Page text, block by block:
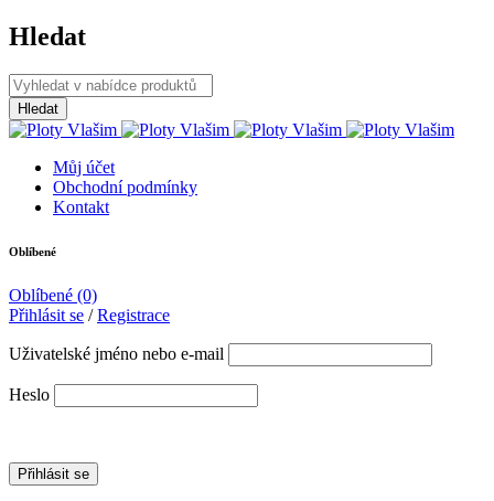
Hledat
Můj účet
Obchodní podmínky
Kontakt
Oblíbené
Oblíbené (0)
Přihlásit se /Registrace
Uživatelské jméno nebo e-mail
Heslo